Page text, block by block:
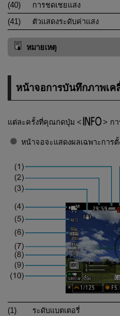
(40)
การชดเชยแสง
(41)
ตัวแสดงระดับค่าแสง
หมายเหตุ
หน้าจอการบันทึกภาพเค
แต่ละครั้งที่คุณกดปุ่ม ก
หน้าจอจะแสดงผลเฉพาะการ
(1)
ระดับแบตเตอรี่